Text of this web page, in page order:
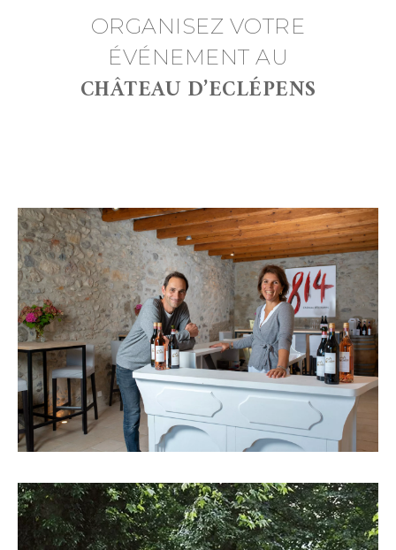
ORGANISEZ VOTRE
ÉVÉNEMENT AU
CHÂTEAU D’ECLÉPENS